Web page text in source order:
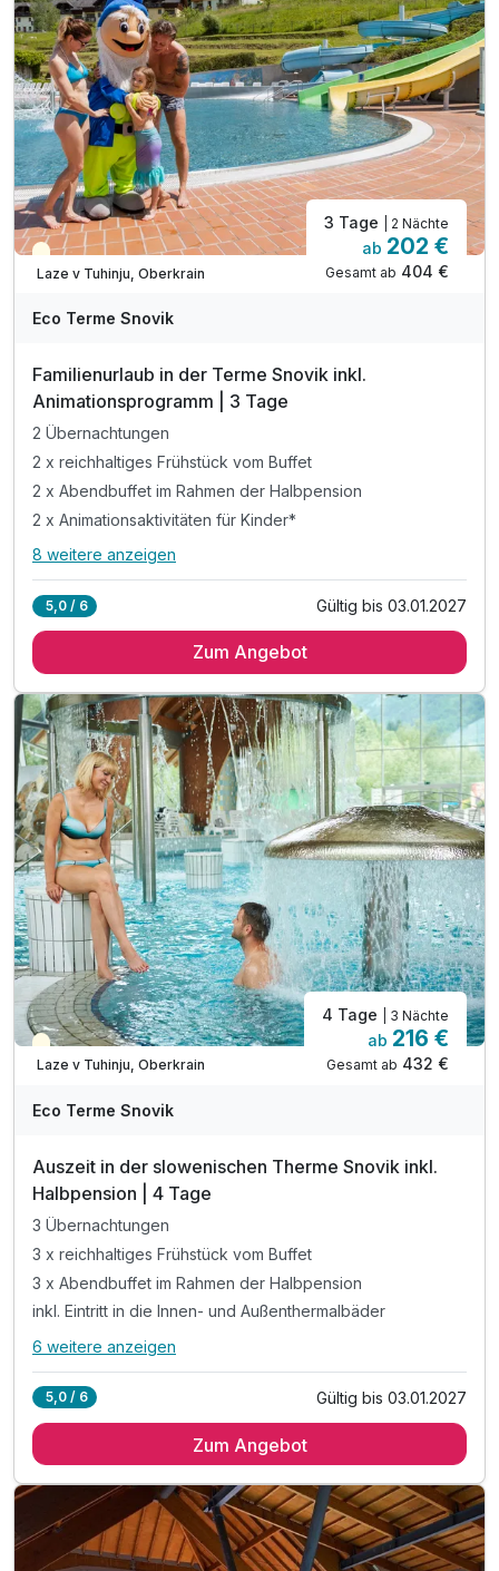
inkl. Kneippbäder & geführte Wassergymnastik
inkl. Nachtschwimmen in den Thermalbädern*
inkl. traditionell slowenisches Abendessen**
inkl. unbegrenzt heilendes Thermalwasser
inkl. Outdoor-Fitnessbereich & Kneipp-Barfußwege
inkl. Parkplatz
Teilweise ausgelastet
Laze v Tuhinju, Oberkrain
3 Tage | 2 Nächte
ab 202 €
Gesamt ab 404 €
Eco Terme Snovik
Familienurlaub in der Terme Snovik inkl.
Animationsprogramm | 3 Tage
2 Übernachtungen
2 x reichhaltiges Frühstück vom Buffet
2 x Abendbuffet im Rahmen der Halbpension
2 x Animationsaktivitäten für Kinder*
Alle Inklusivleistungen
2 x reichhaltiges Frühstück vom Buffet
2 x Animationsaktivitäten für Kinder*
inkl. Eintritt in die Innen- und Außenthermalbäder
inkl. Leitfaden zur Familienerforschung**
inkl. Snovicek Malbuch für Kinder
inkl. Nacht-Fackelwanderung zur Thermalquelle***
inkl. Eintritt in die Innen- und Außenthermalbäder
inkl. Nachtschwimmen in den Thermalbädern****
inkl. Outdoor-Fitnessbereich & Kneipp-Barfußwege
inkl. traditionell slowenisches Abendessen*****
8 weitere anzeigen
5,0 / 6 Gültig bis 03.01.2027
Zum Angebot
Teilweise ausgelastet
Laze v Tuhinju, Oberkrain
4 Tage | 3 Nächte
ab 216 €
Gesamt ab 432 €
Eco Terme Snovik
Auszeit in der slowenischen Therme Snovik inkl.
Halbpension | 4 Tage
3 Übernachtungen
3 x reichhaltiges Frühstück vom Buffet
3 x Abendbuffet im Rahmen der Halbpension
inkl. Eintritt in die Innen- und Außenthermalbäder
Alle Inklusivleistungen
3 x reichhaltiges Frühstück vom Buffet
inkl. Eintritt in die Innen- und Außenthermalbäder
inkl. Kneippbäder & geführte Wassergymnastik
inkl. Nachtschwimmen in den Thermalbädern*
6 weitere anzeigen
5,0 / 6 Gültig bis 03.01.2027
Zum Angebot